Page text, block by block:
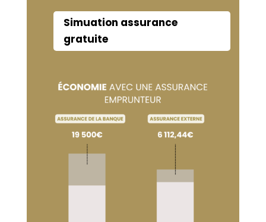
Simuation assurance
gratuite